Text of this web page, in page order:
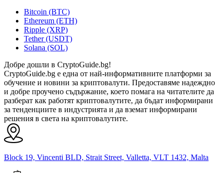
Bitcoin (BTC)
Ethereum (ETH)
Ripple (XRP)
Tether (USDT)
Solana (SOL)
Добре дошли в CryptoGuide.bg!
CryptoGuide.bg е една от най-информативните платформи за
обучение и новини за криптовалути. Предоставяме надеждно
и добре проучено съдържание, което помага на читателите да
разберат как работят криптовалутите, да бъдат информирани
за тенденциите в индустрията и да вземат информирани
решения в света на криптовалутите.
Block 19, Vincenti BLD, Strait Street, Valletta, VLT 1432, Malta